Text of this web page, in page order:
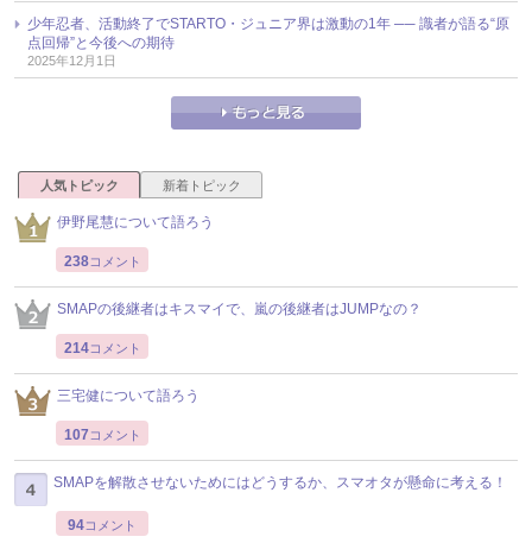
少年忍者、活動終了でSTARTO・ジュニア界は激動の1年 ── 識者が語る“原
点回帰”と今後への期待
2025年12月1日
人気トピック 新着トピック
伊野尾慧について語ろう
238コメント
SMAPの後継者はキスマイで、嵐の後継者はJUMPなの？
214コメント
三宅健について語ろう
107 コメント
SMAPを解散させないためにはどうするか、スマオタが懸命に考える！
94コメント